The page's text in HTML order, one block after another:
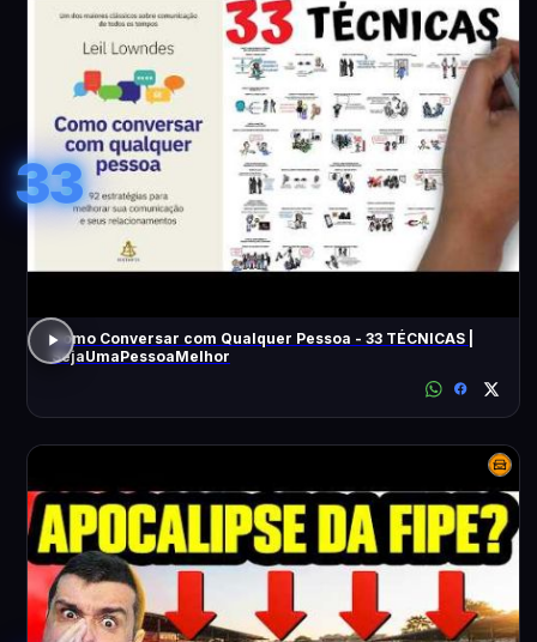
33
Como Conversar com Qualquer Pessoa - 33 TÉCNICAS |
SejaUmaPessoaMelhor